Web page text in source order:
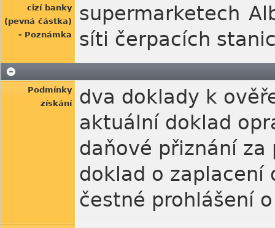
cizí banky
(pevná částka)
- Poznámka
supermarketech
síti čerpacích
Podmínky
získání
dva doklady k
aktuální doklad
daňové přiznání
doklad o zaplacení
čestné prohlášení